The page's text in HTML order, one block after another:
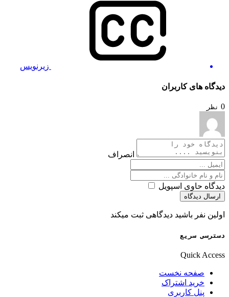
زیرنویس
دیدگاه های کاربران
0 نظر
انصراف
دیدگاه حاوی اسپویل
ارسال دیدگاه
اولین نفر باشید دیدگاهی ثبت میکند
دسترسی سریع
Quick Access
صفحه نخست
خرید اشتراک
پنل کاربری